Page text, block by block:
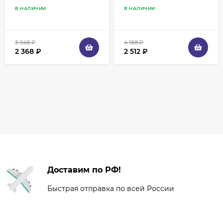
В НАЛИЧИИ
3 948₽
2 368 ₽
В НАЛИЧИИ
4 188₽
2 512 ₽
Доставим по РФ!
Быстрая отправка по всей России